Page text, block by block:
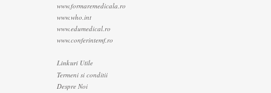
www.formaremedicala.ro
www.who.int
www.edumedical.ro
www.conferintemf.ro
Linkuri Utile
Termeni si conditii
Despre Noi